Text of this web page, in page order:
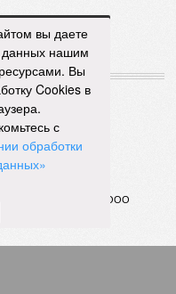
вы даете
данных нашим
Вы
Cookies в
с
обработки